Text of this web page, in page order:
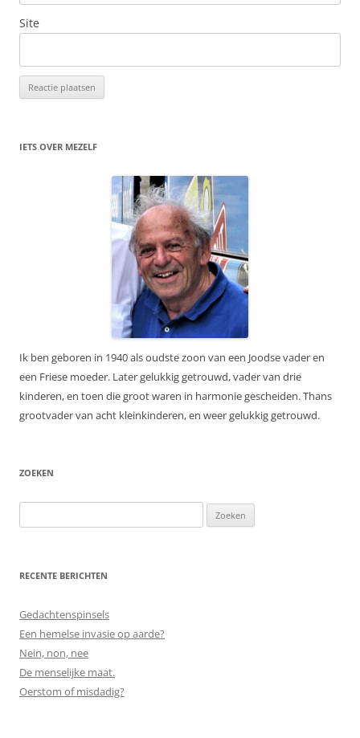
Site
IETS OVER MEZELF
Ik ben geboren in 1940 als oudste zoon van een Joodse vader en
een Friese moeder. Later gelukkig getrouwd, vader van drie
kinderen, en toen die groot waren in harmonie gescheiden. Thans
grootvader van acht kleinkinderen, en weer gelukkig getrouwd.
ZOEKEN
naar:
RECENTE BERICHTEN
Gedachtenspinsels
Een hemelse invasie op aarde?
Nein, non, nee
De menselijke maat.
Oerstom of misdadig?